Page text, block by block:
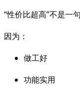
“性价比超高”不是一
因为：
做工好
功能实用